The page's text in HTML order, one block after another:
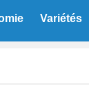
Variétés